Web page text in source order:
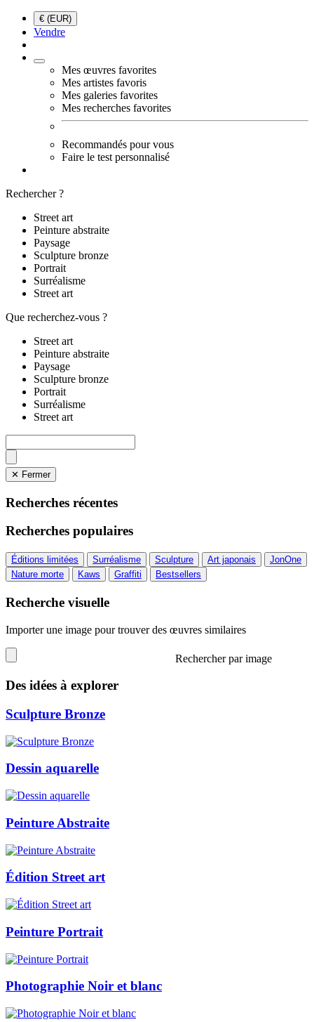
€ (EUR)
Vendre
Mes œuvres favorites
Mes artistes favoris
Mes galeries favorites
Mes recherches favorites
Recommandés pour vous
Faire le test personnalisé
Rechercher ?
Street art
Peinture abstraite
Paysage
Sculpture bronze
Portrait
Surréalisme
Street art
Que recherchez-vous ?
Street art
Peinture abstraite
Paysage
Sculpture bronze
Portrait
Surréalisme
Street art
✕ Fermer
Recherches récentes
Recherches populaires
Éditions limitées Surréalisme Sculpture Art japonais
JonOne
Nature morte
Kaws Graffiti Bestsellers
Recherche visuelle
Importer une image pour trouver des œuvres similaires
Rechercher par image
Des idées à explorer
Sculpture Bronze
Dessin aquarelle
Peinture Abstraite
Édition Street art
Peinture Portrait
Photographie Noir et blanc